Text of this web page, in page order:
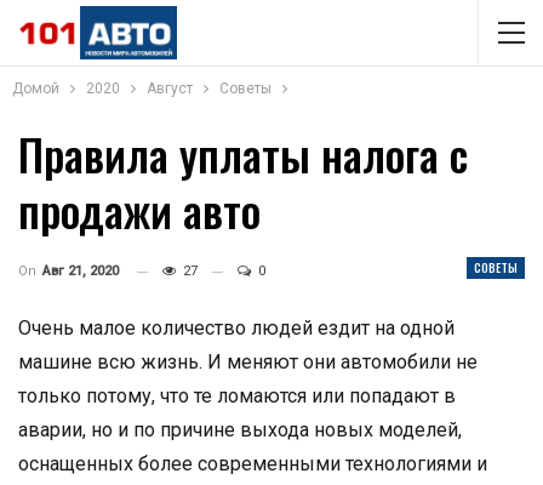
Домой 2020 Август Советы
Правила уплаты налога с
продажи авто
СОВЕТЫ
On Авг 21, 2020 27 0
Очень малое количество людей ездит на одной
машине всю жизнь. И меняют они автомобили не
только потому, что те ломаются или попадают в
аварии, но и по причине выхода новых моделей,
оснащенных более современными технологиями и